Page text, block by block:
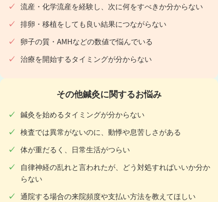
流産・化学流産を経験し、次に何をすべきか分からない
排卵・移植をしても良い結果につながらない
卵子の質・AMHなどの数値で悩んでいる
治療を開始するタイミングが分からない
その他鍼灸に関するお悩み
鍼灸を始めるタイミングが分からない
検査では異常がないのに、動悸や息苦しさがある
体が重だるく、日常生活がつらい
自律神経の乱れと言われたが、どう対処すればいいか分か
らない
通院する場合の来院頻度や支払い方法を教えてほしい